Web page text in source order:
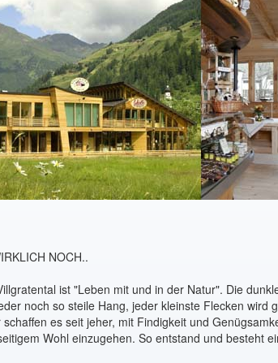
NOCH..
ist "Leben mit und in der Natur". Die
noch so steile Hang, jeder kleinste Flecken
schaffen es seit jeher, mit Findigkeit und
Wohl einzugehen. So entstand und besteht